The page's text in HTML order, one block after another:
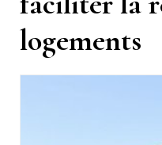
logements